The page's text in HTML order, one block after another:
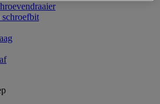
schroefbit